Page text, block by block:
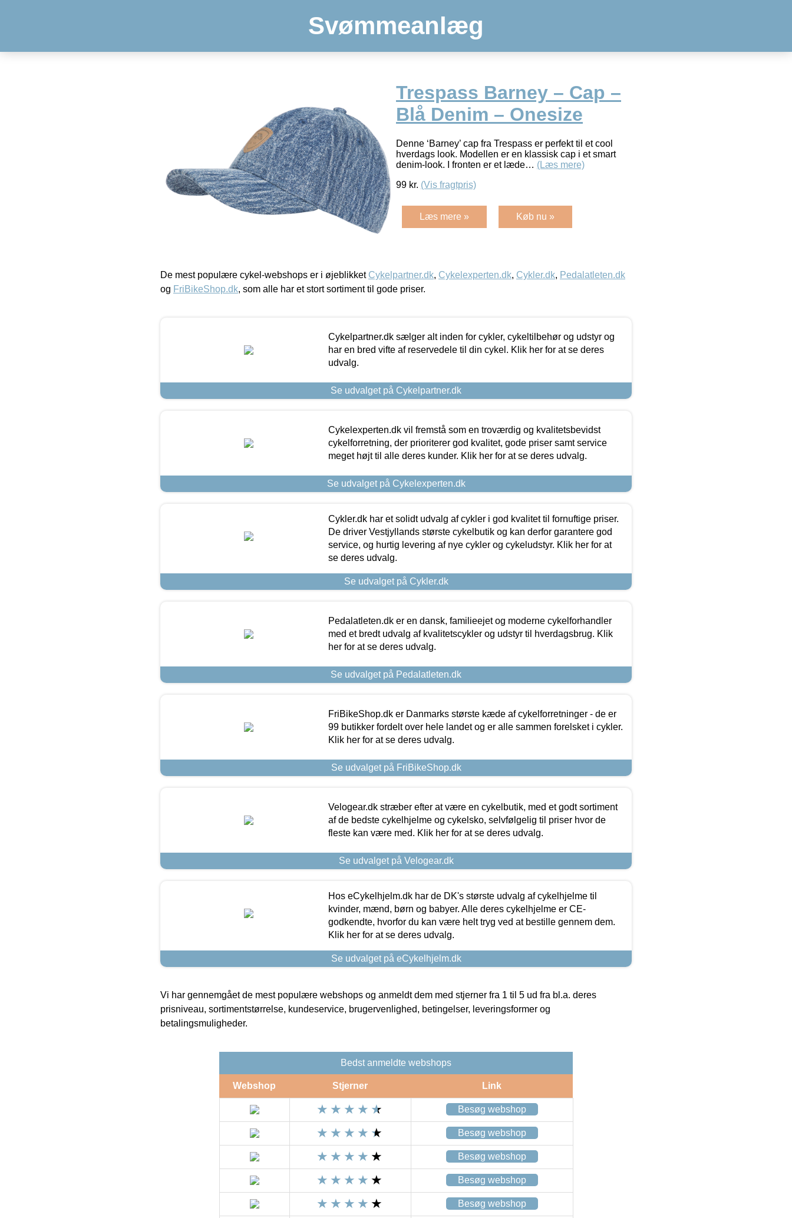
Svømmeanlæg
Trespass Barney – Cap –
Blå Denim – Onesize
Denne ‘Barney’ cap fra Trespass er perfekt til et cool
hverdags look. Modellen er en klassisk cap i et smart
denim-look. I fronten er et læde… (Læs mere)
99 kr. (Vis fragtpris)
Læs mere » Køb nu »
De mest populære cykel-webshops er i øjeblikket Cykelpartner.dk, Cykelexperten.dk, Cykler.dk, Pedalatleten.dk
og FriBikeShop.dk, som alle har et stort sortiment til gode priser.
Cykelpartner.dk sælger alt inden for cykler, cykeltilbehør og udstyr og
har en bred vifte af reservedele til din cykel. Klik her for at se deres
udvalg.
Se udvalget på Cykelpartner.dk
Cykelexperten.dk vil fremstå som en troværdig og kvalitetsbevidst
cykelforretning, der prioriterer god kvalitet, gode priser samt service
meget højt til alle deres kunder. Klik her for at se deres udvalg.
Se udvalget på Cykelexperten.dk
Cykler.dk har et solidt udvalg af cykler i god kvalitet til fornuftige priser.
De driver Vestjyllands største cykelbutik og kan derfor garantere god
service, og hurtig levering af nye cykler og cykeludstyr. Klik her for at
se deres udvalg.
Se udvalget på Cykler.dk
Pedalatleten.dk er en dansk, familieejet og moderne cykelforhandler
med et bredt udvalg af kvalitetscykler og udstyr til hverdagsbrug. Klik
her for at se deres udvalg.
Se udvalget på Pedalatleten.dk
FriBikeShop.dk er Danmarks største kæde af cykelforretninger - de er
99 butikker fordelt over hele landet og er alle sammen forelsket i cykler.
Klik her for at se deres udvalg.
Se udvalget på FriBikeShop.dk
Velogear.dk stræber efter at være en cykelbutik, med et godt sortiment
af de bedste cykelhjelme og cykelsko, selvfølgelig til priser hvor de
fleste kan være med. Klik her for at se deres udvalg.
Se udvalget på Velogear.dk
Hos eCykelhjelm.dk har de DK's største udvalg af cykelhjelme til
kvinder, mænd, børn og babyer. Alle deres cykelhjelme er CE-
godkendte, hvorfor du kan være helt tryg ved at bestille gennem dem.
Klik her for at se deres udvalg.
Se udvalget på eCykelhjelm.dk
Vi har gennemgået de mest populære webshops og anmeldt dem med stjerner fra 1 til 5 ud fra bl.a. deres
prisniveau, sortimentstørrelse, kundeservice, brugervenlighed, betingelser, leveringsformer og
betalingsmuligheder.
Bedst anmeldte webshops
Webshop Stjerner Link
Besøg webshop
Besøg webshop
Besøg webshop
Besøg webshop
Besøg webshop